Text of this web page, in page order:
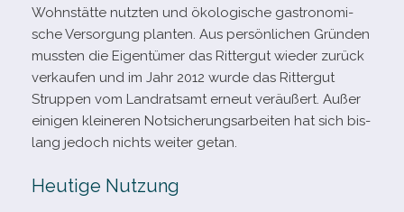
Wohnstätte nutz­ten und öko­lo­gi­sche gas­tro­no­mi­
sche Versorgung plan­ten. Aus per­sön­li­chen Gründen
muss­ten die Eigentümer das Rittergut wie­der zurück
ver­kau­fen und im Jahr 2012 wurde das Rittergut
Struppen vom Landratsamt erneut ver­äu­ßert. Außer
eini­gen klei­ne­ren Notsicherungsarbeiten hat sich bis­
lang jedoch nichts wei­ter getan.
Heutige Nutzung